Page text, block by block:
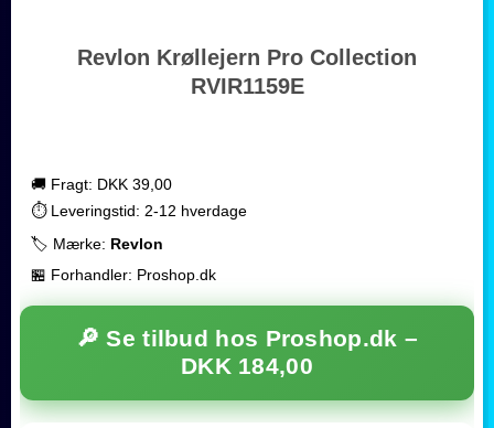
Revlon Krøllejern Pro Collection
RVIR1159E
🚚 Fragt: DKK 39,00
⏱️ Leveringstid: 2-12 hverdage
🏷️ Mærke: Revlon
🏪 Forhandler: Proshop.dk
🔎 Se tilbud hos Proshop.dk –
DKK 184,00